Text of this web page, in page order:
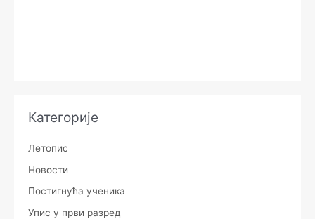
Категорије
Летопис
Новости
Постигнућа ученика
Упис у први разред